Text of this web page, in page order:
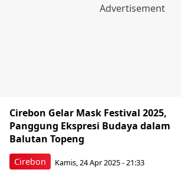
Cirebon
Cirebon Gelar Mask Festival 2025,
Panggung Ekspresi Budaya dalam
Balutan Topeng
Kamis, 24 Apr 2025 - 21:33